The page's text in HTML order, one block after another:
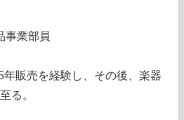
事業部員
販売を経験し、その後、楽器
る。